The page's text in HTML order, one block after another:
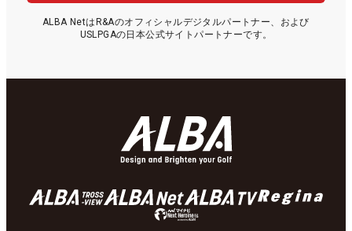
ALBA NetはR&Aのオフィシャルデジタルパートナー、および
USLPGAの日本公式サイトパートナーです。